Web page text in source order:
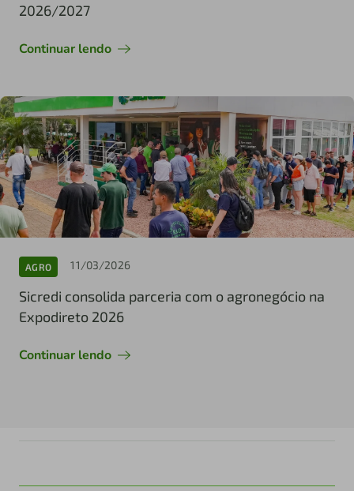
2026/2027
Continuar lendo
AGRO 11/03/2026
Sicredi consolida parceria com o agronegócio na
Expodireto 2026
Continuar lendo